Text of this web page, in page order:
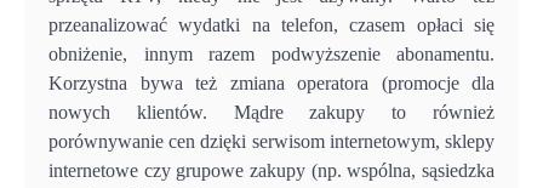
przeanalizować wydatki na telefon, czasem opłaci się
obniżenie, innym razem podwyższenie abonamentu.
Korzystna bywa też zmiana operatora (promocje dla
nowych klientów. Mądre zakupy to również
porównywanie cen dzięki serwisom internetowym, sklepy
internetowe czy grupowe zakupy (np. wspólna, sąsiedzka